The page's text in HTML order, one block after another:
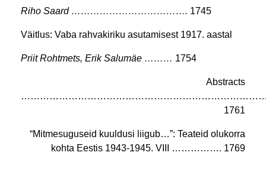
Riho Saard ………………………………. 1745
Väitlus: Vaba rahvakiriku asutamisest 1917. aastal
Priit Rohtmets, Erik Salumäe ……… 1754
Abstracts
1761
“Mitmesuguseid kuuldusi liigub…”: Teateid olukorra
kohta Eestis 1943-1945. VIII ……………. 1769